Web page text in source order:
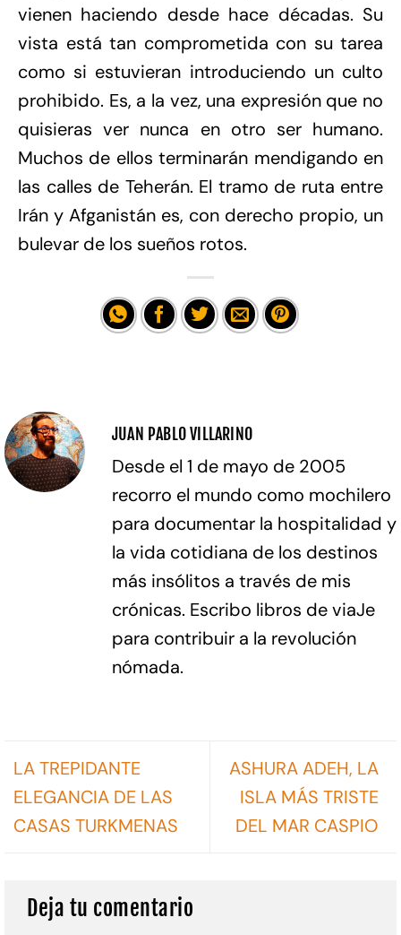
vienen haciendo desde hace décadas. Su
vista está tan comprometida con su tarea
como si estuvieran introduciendo un culto
prohibido. Es, a la vez, una expresión que no
quisieras ver nunca en otro ser humano.
Muchos de ellos terminarán mendigando en
las calles de Teherán. El tramo de ruta entre
Irán y Afganistán es, con derecho propio, un
bulevar de los sueños rotos.
JUAN PABLO VILLARINO
Desde el 1 de mayo de 2005
recorro el mundo como mochilero
para documentar la hospitalidad y
la vida cotidiana de los destinos
más insólitos a través de mis
crónicas. Escribo libros de viaJe
para contribuir a la revolución
nómada.
LA TREPIDANTE
ELEGANCIA DE LAS
CASAS TURKMENAS
ASHURA ADEH, LA
ISLA MÁS TRISTE
DEL MAR CASPIO
Deja tu comentario